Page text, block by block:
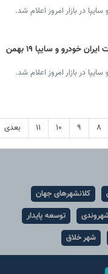
در بازار امروز اعلام شد.
قیمت روز محصولات ایران خودرو و سایپا ۱۹ بهمن
در بازار امروز اعلام شد.
۸ ۹ ۱۰ ۱۱ بعدی
کلانشهرهای جهان
توسعه پایدار
شهر خلاق